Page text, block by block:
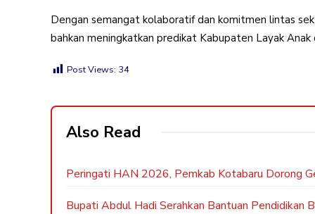
Dengan semangat kolaboratif dan komitmen lintas
bahkan meningkatkan predikat Kabupaten Layak Anak
Post Views: 34
Also Read
Peringati HAN 2026, Pemkab Kotabaru Dorong
Bupati Abdul Hadi Serahkan Bantuan Pendidikan